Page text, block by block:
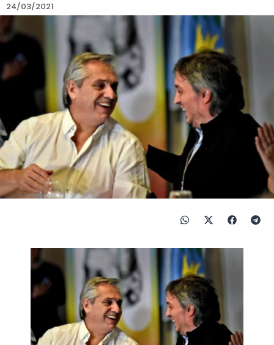
24/03/2021